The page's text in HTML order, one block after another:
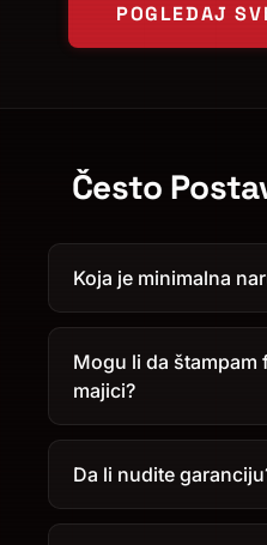
POGLEDAJ
Često
Koja je minimalna
Mogu li da štampam
majici?
Da li nudite